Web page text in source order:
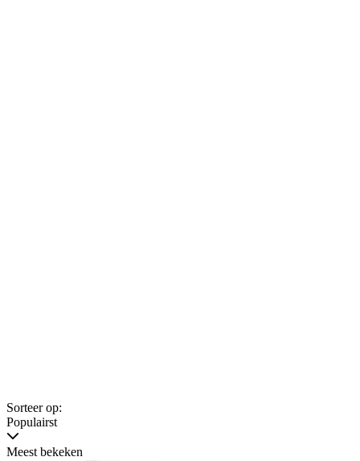
Sorteer op:
Populairst
Meest bekeken